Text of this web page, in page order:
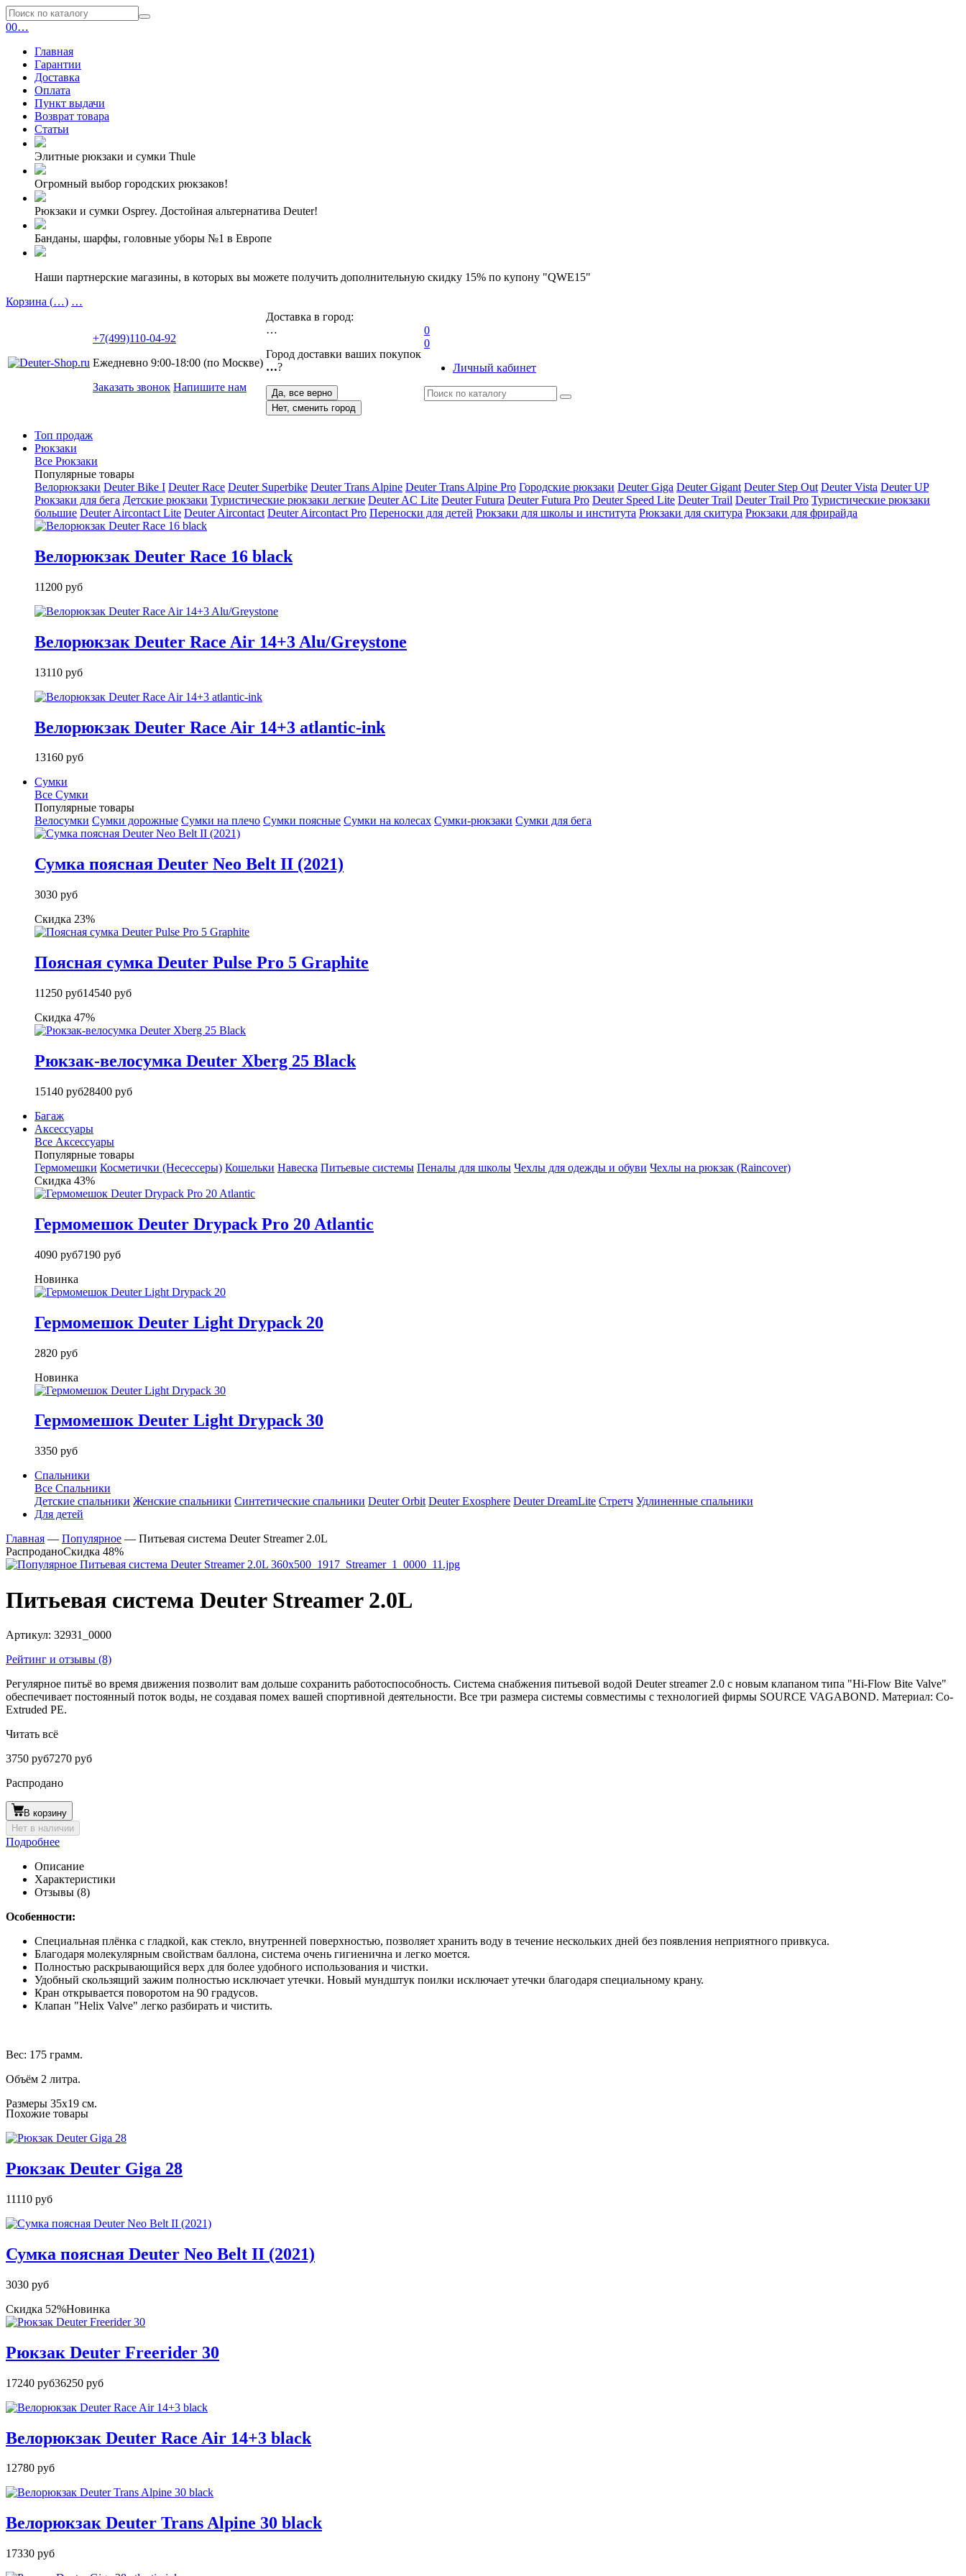
00…
Главная
Гарантии
Доставка
Оплата
Пункт выдачи
Возврат товара
Статьи
Элитные рюкзаки и сумки Thule
Огромный выбор городских рюкзаков!
Рюкзаки и сумки Osprey. Достойная альтернатива Deuter!
Банданы, шарфы, головные уборы №1 в Европе
Наши партнерские магазины, в которых вы можете получить дополнительную скидку 15% по купону "QWE15"
Корзина (…) …
+7(499)110-04-92
Ежедневно 9:00-18:00 (по Москве)
Заказать звонок Напишите нам
Доставка в город:
…
Город доставки ваших покупок
…?
Да, все верно
Нет, сменить город
0
0
Личный кабинет
Топ продаж
Рюкзаки
Все Рюкзаки
Популярные товары
Велорюкзаки Deuter Bike I Deuter Race Deuter Superbike Deuter Trans Alpine Deuter Trans Alpine Pro Городские рюкзаки Deuter Giga Deuter Gigant Deuter Step Out Deuter Vista Deuter UP
Рюкзаки для бега Детские рюкзаки Туристические рюкзаки легкие Deuter AС Lite Deuter Futura Deuter Futura Pro Deuter Speed Lite Deuter Trail Deuter Trail Pro Туристические рюкзаки
большие Deuter Aircontact Lite Deuter Aircontact Deuter Aircontact Pro Переноски для детей Рюкзаки для школы и института Рюкзаки для скитура Рюкзаки для фрирайда
Велорюкзак Deuter Race 16 black
11200 руб
Велорюкзак Deuter Race Air 14+3 Alu/Greystone
13110 руб
Велорюкзак Deuter Race Air 14+3 atlantic-ink
13160 руб
Сумки
Все Сумки
Популярные товары
Велосумки Сумки дорожные Сумки на плечо Сумки поясные Сумки на колесах Сумки-рюкзаки Сумки для бега
Сумка поясная Deuter Neo Belt II (2021)
3030 руб
Скидка 23%
Поясная сумка Deuter Pulse Pro 5 Graphite
11250 руб14540 руб
Скидка 47%
Рюкзак-велосумка Deuter Xberg 25 Black
15140 руб28400 руб
Багаж
Аксессуары
Все Аксессуары
Популярные товары
Гермомешки Косметички (Несессеры) Кошельки Навеска Питьевые системы Пеналы для школы Чехлы для одежды и обуви Чехлы на рюкзак (Raincover)
Скидка 43%
Гермомешок Deuter Drypack Pro 20 Atlantic
4090 руб7190 руб
Новинка
Гермомешок Deuter Light Drypack 20
2820 руб
Новинка
Гермомешок Deuter Light Drypack 30
3350 руб
Спальники
Все Спальники
Детские спальники Женские спальники Синтетические спальники Deuter Orbit Deuter Exosphere Deuter DreamLite Стретч Удлиненные спальники
Для детей
Главная — Популярное — Питьевая система Deuter Streamer 2.0L
РаспроданоСкидка 48%
Питьевая система Deuter Streamer 2.0L
Артикул: 32931_0000
Рейтинг и отзывы (8)
Регулярное питьё во время движения позволит вам дольше сохранить работоспособность. Система снабжения питьевой водой Deuter streamer 2.0 с новым клапаном типа "Hi-Flow Bite Valve"
обеспечивает постоянный поток воды, не создавая помех вашей спортивной деятельности. Все три размера системы совместимы с технологией фирмы SOURCE VAGABOND. Материал: Co-
Extruded PE.
Читать всё
3750 руб7270 руб
Распродано
В корзину
Нет в наличии
Подробнее
Описание
Характеристики
Отзывы (8)
Особенности:
Специальная плёнка с гладкой, как стекло, внутренней поверхностью, позволяет хранить воду в течение нескольких дней без появления неприятного привкуса.
Благодаря молекулярным свойствам баллона, система очень гигиенична и легко моется.
Полностью раскрывающийся верх для более удобного использования и чистки.
Удобный скользящий зажим полностью исключает утечки. Новый мундштук поилки исключает утечки благодаря специальному крану.
Кран открывается поворотом на 90 градусов.
Клапан "Helix Valve" легко разбирать и чистить.
Вес: 175 грамм.
Объём 2 литра.
Размеры 35x19 см.
Похожие товары
Рюкзак Deuter Giga 28
11110 руб
Сумка поясная Deuter Neo Belt II (2021)
3030 руб
Скидка 52%Новинка
Рюкзак Deuter Freerider 30
17240 руб36250 руб
Велорюкзак Deuter Race Air 14+3 black
12780 руб
Велорюкзак Deuter Trans Alpine 30 black
17330 руб